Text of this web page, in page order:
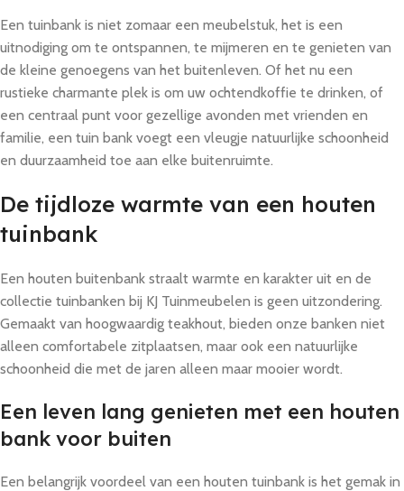
Een tuinbank is niet zomaar een meubelstuk, het is een
uitnodiging om te ontspannen, te mijmeren en te genieten van
de kleine genoegens van het buitenleven. Of het nu een
rustieke charmante plek is om uw ochtendkoffie te drinken, of
een centraal punt voor gezellige avonden met vrienden en
familie, een tuin bank voegt een vleugje natuurlijke schoonheid
en duurzaamheid toe aan elke buitenruimte.
De tijdloze warmte van een houten
tuinbank
Een houten buitenbank straalt warmte en karakter uit en de
collectie tuinbanken bij KJ Tuinmeubelen is geen uitzondering.
Gemaakt van hoogwaardig teakhout, bieden onze banken niet
alleen comfortabele zitplaatsen, maar ook een natuurlijke
schoonheid die met de jaren alleen maar mooier wordt.
Een leven lang genieten met een houten
bank voor buiten
Een belangrijk voordeel van een houten tuinbank is het gemak in